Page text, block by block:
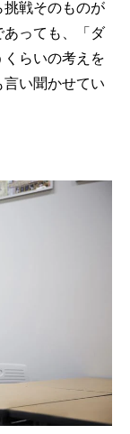
戦そのものが
っても、「ダ
らいの考えを
い聞かせてい